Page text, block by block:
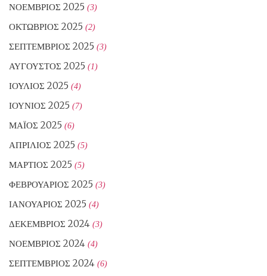
ΝΟΈΜΒΡΙΟΣ 2025 (3)
ΟΚΤΏΒΡΙΟΣ 2025 (2)
ΣΕΠΤΈΜΒΡΙΟΣ 2025 (3)
ΑΎΓΟΥΣΤΟΣ 2025 (1)
ΙΟΎΛΙΟΣ 2025 (4)
ΙΟΎΝΙΟΣ 2025 (7)
ΜΆΙΟΣ 2025 (6)
ΑΠΡΊΛΙΟΣ 2025 (5)
ΜΆΡΤΙΟΣ 2025 (5)
ΦΕΒΡΟΥΆΡΙΟΣ 2025 (3)
ΙΑΝΟΥΆΡΙΟΣ 2025 (4)
ΔΕΚΈΜΒΡΙΟΣ 2024 (3)
ΝΟΈΜΒΡΙΟΣ 2024 (4)
ΣΕΠΤΈΜΒΡΙΟΣ 2024 (6)